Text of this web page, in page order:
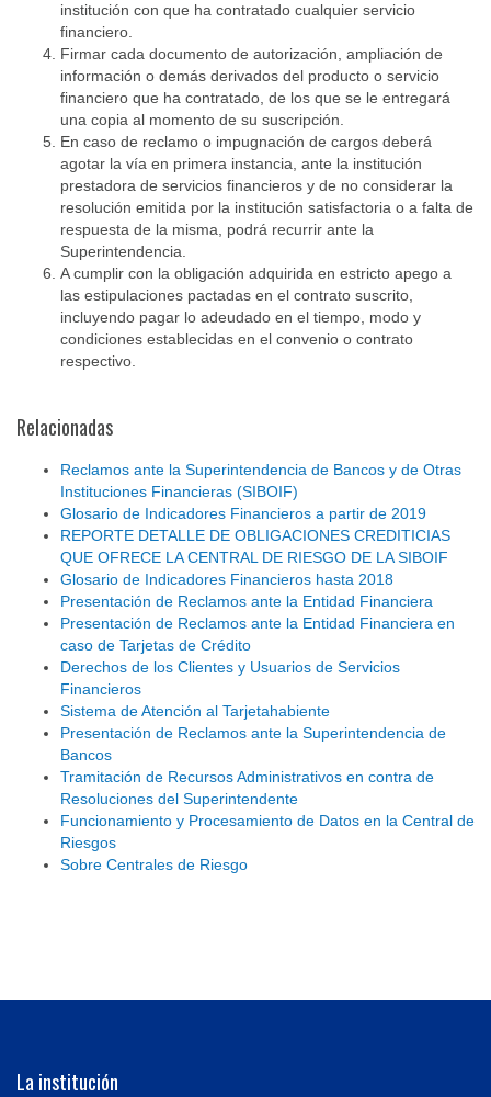
institución con que ha contratado cualquier servicio
financiero.
Firmar cada documento de autorización, ampliación de
información o demás derivados del producto o servicio
financiero que ha contratado, de los que se le entregará
una copia al momento de su suscripción.
En caso de reclamo o impugnación de cargos deberá
agotar la vía en primera instancia, ante la institución
prestadora de servicios financieros y de no considerar la
resolución emitida por la institución satisfactoria o a falta de
respuesta de la misma, podrá recurrir ante la
Superintendencia.
A cumplir con la obligación adquirida en estricto apego a
las estipulaciones pactadas en el contrato suscrito,
incluyendo pagar lo adeudado en el tiempo, modo y
condiciones establecidas en el convenio o contrato
respectivo.
Relacionadas
Reclamos ante la Superintendencia de Bancos y de Otras
Instituciones Financieras (SIBOIF)
Glosario de Indicadores Financieros a partir de 2019
REPORTE DETALLE DE OBLIGACIONES CREDITICIAS
QUE OFRECE LA CENTRAL DE RIESGO DE LA SIBOIF
Glosario de Indicadores Financieros hasta 2018
Presentación de Reclamos ante la Entidad Financiera
Presentación de Reclamos ante la Entidad Financiera en
caso de Tarjetas de Crédito
Derechos de los Clientes y Usuarios de Servicios
Financieros
Sistema de Atención al Tarjetahabiente
Presentación de Reclamos ante la Superintendencia de
Bancos
Tramitación de Recursos Administrativos en contra de
Resoluciones del Superintendente
Funcionamiento y Procesamiento de Datos en la Central de
Riesgos
Sobre Centrales de Riesgo
La institución